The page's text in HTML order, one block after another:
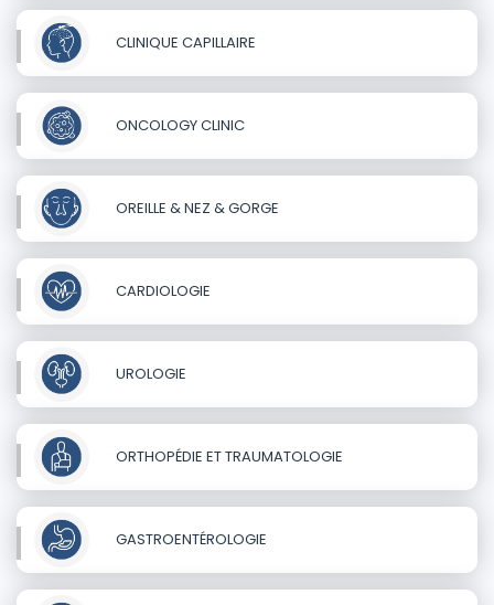
CLINIQUE CAPILLAIRE
ONCOLOGY CLINIC
OREILLE & NEZ & GORGE
CARDIOLOGIE
UROLOGIE
ORTHOPÉDIE ET TRAUMATOLOGIE
GASTROENTÉROLOGIE